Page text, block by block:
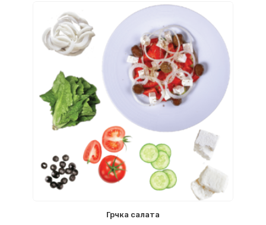
Грчка салата